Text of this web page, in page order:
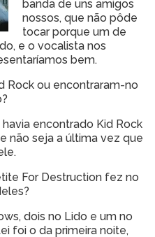
banda de uns amigos
nossos, que não pôde
tocar porque um de
e o vocalista nos
bem.
Rock ou encontraram-no
encontrado Kid Rock
não seja a última vez que
For Destruction fez no
dois no Lido e um no
foi o da primeira noite,